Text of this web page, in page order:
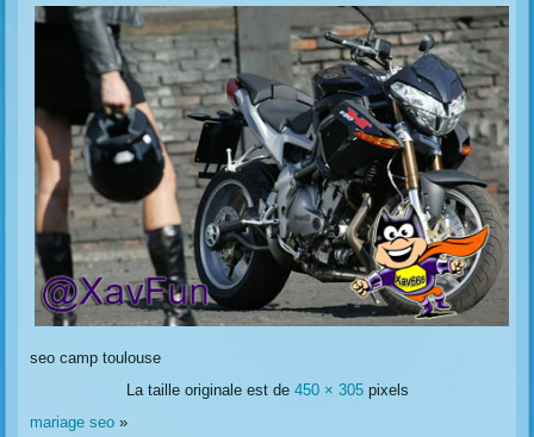
seo camp toulouse
La taille originale est de 450 × 305pixels
mariage seo »